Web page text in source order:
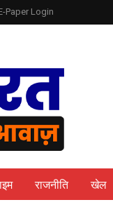
Paper Login
राजनीति खेल